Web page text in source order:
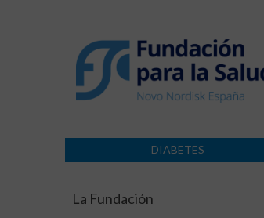
DIABETES
La Fundación